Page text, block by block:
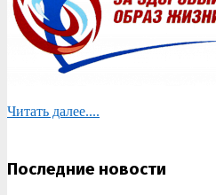
Читать далее....
Последние новости